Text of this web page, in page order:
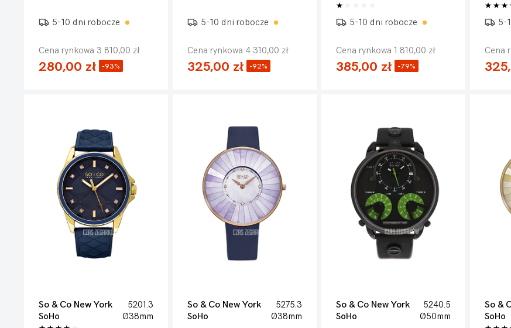
5-10 dni robocze
Cena rynkowa 3 810,00 zł
280,00 zł -93%
5-10 dni robocze
Cena rynkowa 4 310,00 zł
325,00 zł -92%
5-10 dni robocze
Cena rynkowa 1 810,00 zł
385,00 zł -79%
5-
Cena
So & Co New York
5201.3
SoHo
Ø38mm
So & Co New York
5275.3
SoHo
Ø38mm
So & Co New York
5240.5
SoHo
Ø50mm
So &
SoHo